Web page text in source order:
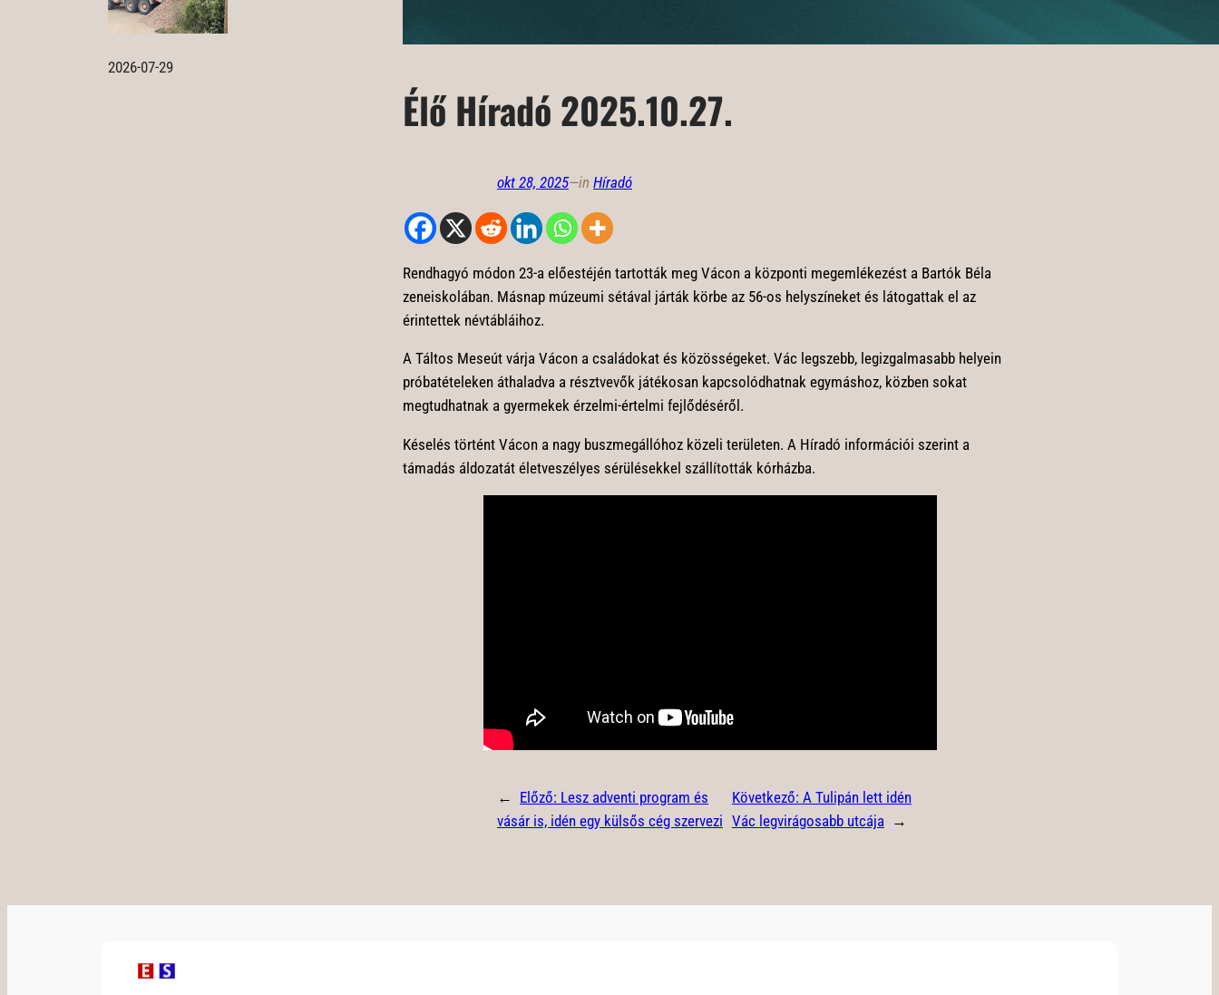
2026-07-29
Élő Híradó 2025.10.27.
okt 28, 2025—in Híradó
Rendhagyó módon 23-a előestéjén tartották meg Vácon a központi megemlékezést a Bartók Béla
zeneiskolában. Másnap múzeumi sétával járták körbe az 56-os helyszíneket és látogattak el az
érintettek névtábláihoz.
A Táltos Meseút várja Vácon a családokat és közösségeket. Vác legszebb, legizgalmasabb helyein
próbatételeken áthaladva a résztvevők játékosan kapcsolódhatnak egymáshoz, közben sokat
megtudhatnak a gyermekek érzelmi-értelmi fejlődéséről.
Késelés történt Vácon a nagy buszmegállóhoz közeli területen. A Híradó információi szerint a
támadás áldozatát életveszélyes sérülésekkel szállították kórházba.
← Előző: Lesz adventi program és
vásár is, idén egy külsős cég szervezi
Következő: A Tulipán lett idén
Vác legvirágosabb utcája →